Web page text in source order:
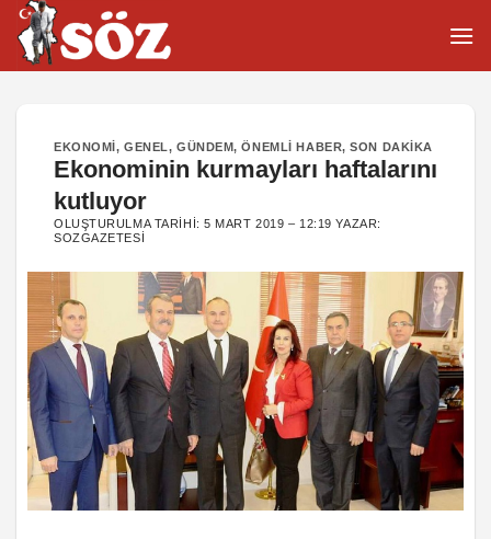
İçeriğe
atla
EKONOMI,GENEL, GÜNDEM,ÖNEMLI HABER,SON DAKIKA
Ekonominin kurmayları haftalarını
kutluyor
OLUŞTURULMA TARIHI:5 MART 2019 – 12:19 YAZAR:
SOZGAZETESI